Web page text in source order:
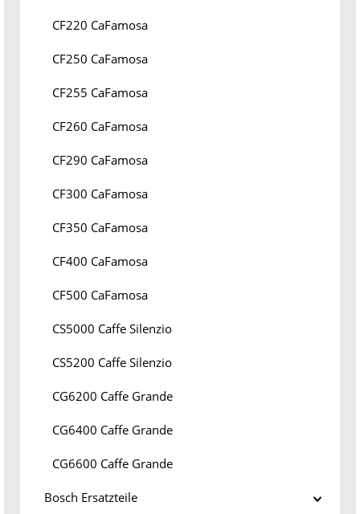
CF220 CaFamosa
CF250 CaFamosa
CF255 CaFamosa
CF260 CaFamosa
CF290 CaFamosa
CF300 CaFamosa
CF350 CaFamosa
CF400 CaFamosa
CF500 CaFamosa
CS5000 Caffe Silenzio
CS5200 Caffe Silenzio
CG6200 Caffe Grande
CG6400 Caffe Grande
CG6600 Caffe Grande
Bosch Ersatzteile